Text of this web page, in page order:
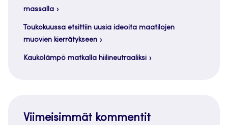
massalla
Toukokuussa etsittiin uusia ideoita maatilojen
muovien kierrätykseen
Kaukolämpö matkalla hiilineutraaliksi
Viimeisimmät kommentit